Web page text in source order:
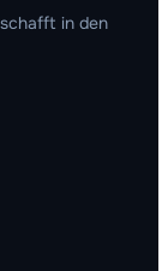
in den